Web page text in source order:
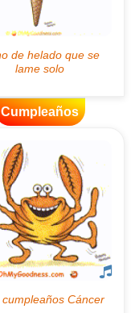
Cumpleaños